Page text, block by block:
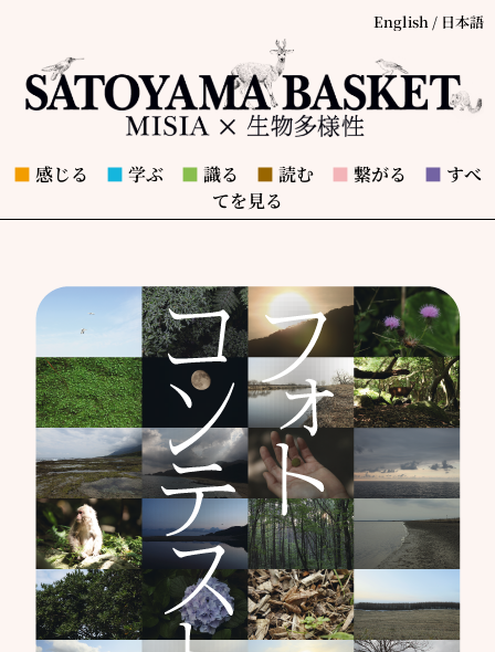
English / 日本語
■ 感じる ■ 学ぶ ■ 識る ■ 読む ■ 繋がる ■ すべ
てを見る